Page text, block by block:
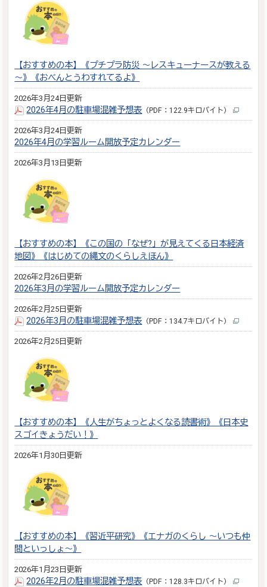
【おすすめの本】《プチプラ防災 ～レスキューナースが教える
～》《おべんとうわすれてるよ》
2026年3月24日更新
2026年4月の駐車場混雑予想表 （PDF：122.9キロバイト）
2026年3月24日更新
2026年4月の学習ルーム開放予定カレンダー
2026年3月13日更新
【おすすめの本】《この国の「なぜ?」が見えてくる日本経済
地図》《はじめての縄文のくらしえほん》
2026年2月26日更新
2026年3月の学習ルーム開放予定カレンダー
2026年2月25日更新
2026年3月の駐車場混雑予想表 （PDF：134.7キロバイト）
2026年2月25日更新
【おすすめの本】《人生がちょっとよくなる読書術》《日本史
スゴイきょうだい！》
2026年1月30日更新
【おすすめの本】《習近平研究》《エナガのくらし ～いつも仲
間といっしょ～》
2026年1月23日更新
2026年2月の駐車場混雑予想表 （PDF：128.3キロバイト）